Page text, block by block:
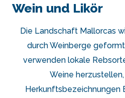
Wein und Likör
Die Landschaft Mallorcas
durch Weinberge
verwenden lokale
Weine
Herkunftsbezeichnungen